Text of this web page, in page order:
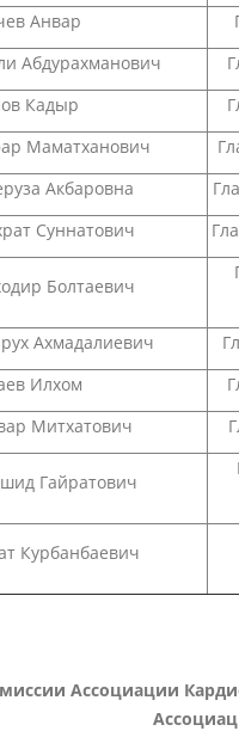
Анвар
Абдурахманович
Кадыр
Маматханович
Акбаровна
Суннатович
Болтаевич
Ахмадалиевич
Илхом
Митхатович
Гайратович
Курбанбаевич
Ассоциации